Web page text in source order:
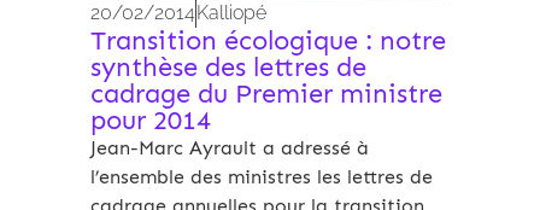
20/02/2014 Kalliopé
Transition écologique : notre
synthèse des lettres de
cadrage du Premier ministre
pour 2014
Jean-Marc Ayrault a adressé à
l’ensemble des ministres les lettres de